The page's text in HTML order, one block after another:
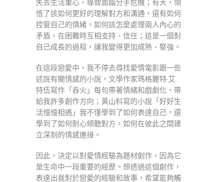
失去生活重心，導致面臨分手危機；有天，領
悟了該如何更好的理解對方和溝通，還有如何
控管自己的情緒，如何該怎麼處理兩人內心的
矛盾，在困難時互相支持、信任；這是一個對
自己成長的過程，讓我變得更加成熟、堅強。
在這段戀愛中，我不停去尋找愛情電影跟一些
述說有關情感的小說，文學作家瑪格麗特·艾
特伍寫作「吞火」每句帶著情緒和戲劇化，帶
給我許多創作方向；黃山料寫的小說「好好生
活慢慢相遇」我不僅學到了如何表達自己，還
學到了如何耐心傾聽對方，如何在彼此之間建
立深刻的情感連接。
因此，決定以對愛情經驗為題材創作，因為它
是生命中一段重要的經歷。想透過這個創作，
表達出我對於戀愛的經驗和故事，希望能夠觸